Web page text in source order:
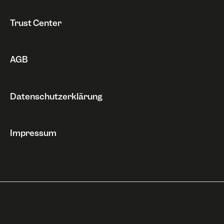
Trust Center
AGB
Datenschutzerklärung
Impressum